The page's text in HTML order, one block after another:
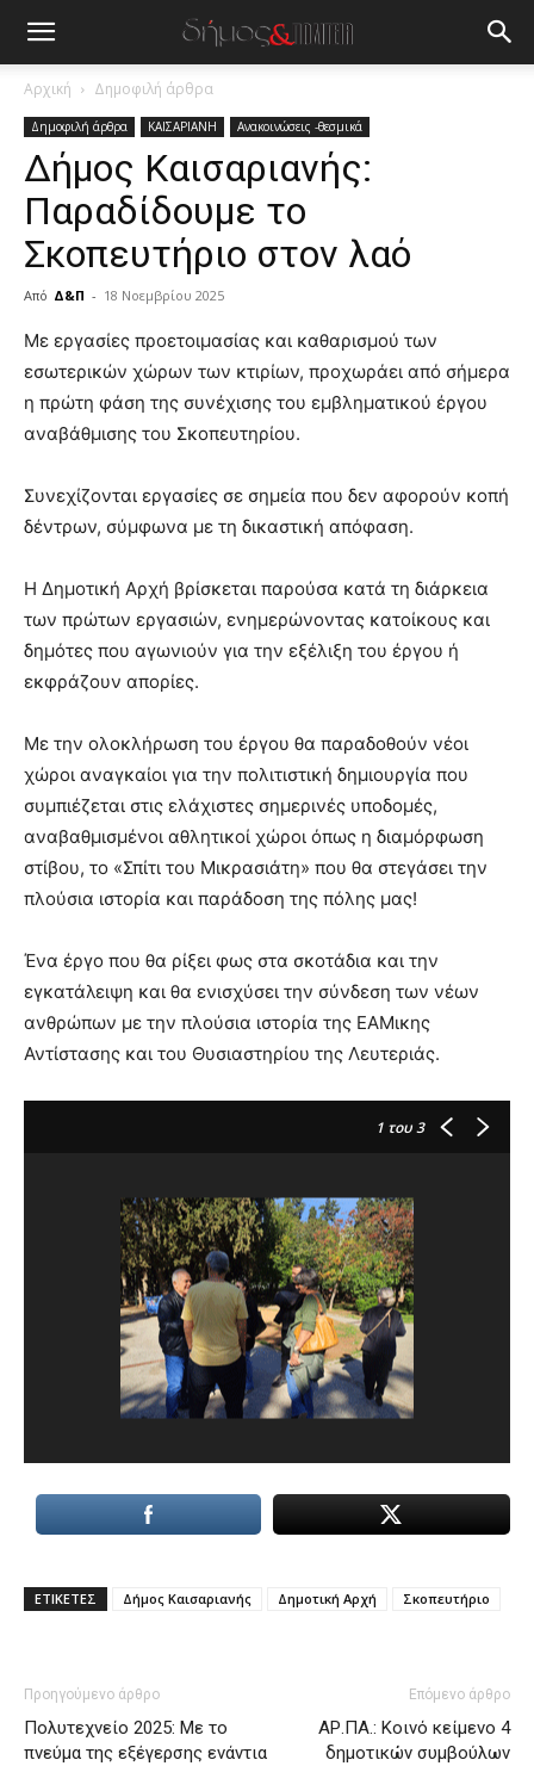
Αρχική Δημοφιλή άρθρα
Δημοφιλή άρθρα ΚΑΙΣΑΡΙΑΝΗ Ανακοινώσεις -θεσμικά
Δήμος Καισαριανής:
Παραδίδουμε το
Σκοπευτήριο στον λαό
Από Δ&Π - 18 Νοεμβρίου 2025
blonde
lesbians
hot
cam
xxx
lyons
you
the
meaning
of
pain.
hd
porn
Με εργασίες προετοιμασίας και καθαρισμού των
εσωτερικών χώρων των κτιρίων, προχωράει από σήμερα
η πρώτη φάση της συνέχισης του εμβληματικού έργου
αναβάθμισης του Σκοπευτηρίου.
Συνεχίζονται εργασίες σε σημεία που δεν αφορούν κοπή
δέντρων, σύμφωνα με τη δικαστική απόφαση.
Η Δημοτική Αρχή βρίσκεται παρούσα κατά τη διάρκεια
των πρώτων εργασιών, ενημερώνοντας κατοίκους και
δημότες που αγωνιούν για την εξέλιξη του έργου ή
εκφράζουν απορίες.
Με την ολοκλήρωση του έργου θα παραδοθούν νέοι
χώροι αναγκαίοι για την πολιτιστική δημιουργία που
συμπιέζεται στις ελάχιστες σημερινές υποδομές,
αναβαθμισμένοι αθλητικοί χώροι όπως η διαμόρφωση
στίβου, το «Σπίτι του Μικρασιάτη» που θα στεγάσει την
πλούσια ιστορία και παράδοση της πόλης μας!
Ένα έργο που θα ρίξει φως στα σκοτάδια και την
εγκατάλειψη και θα ενισχύσει την σύνδεση των νέων
ανθρώπων με την πλούσια ιστορία της ΕΑΜικης
Αντίστασης και του Θυσιαστηρίου της Λευτεριάς.
1 του 3
ΕΤΙΚΕΤΕΣ Δήμος Καισαριανής Δημοτική Αρχή Σκοπευτήριο
Προηγούμενο άρθρο
Πολυτεχνείο 2025: Με το
πνεύμα της εξέγερσης ενάντια
Επόμενο άρθρο
ΑΡ.ΠΑ.: Κοινό κείμενο 4
δημοτικών συμβούλων